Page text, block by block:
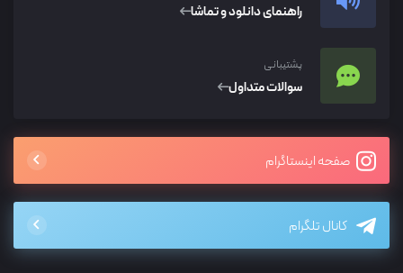
راهنمای دانلود و تماشا
پشتیبانی
سوالات متداول
صفحه اینستاگرام
کانال تلگرام